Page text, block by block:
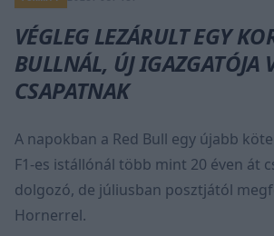
VÉGLEG LEZÁRULT EGY
BULLNÁL, ÚJ IGAZGATÓJA
CSAPATNAK
A napokban a Red Bull egy újabb
F1-es istállónál több mint 20 éven át
dolgozó, de júliusban posztjától
Hornerrel.